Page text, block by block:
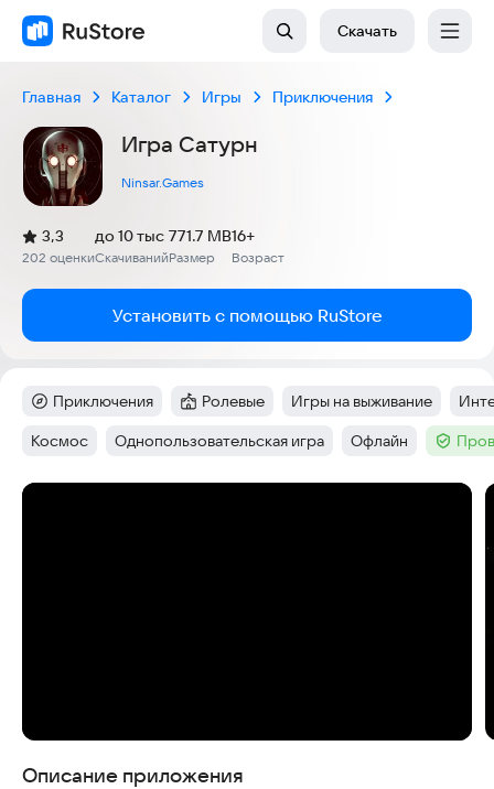
Скачать
Главная Каталог Игры Приключения
Игра Сатурн
Ninsar.Games
Рейтинг:
3,3
(
202 оценки
)
Скачиваний
до 10 тыс
Размер
771.7 MB
Возраст
16+
Установить с помощью RuStore
Категория:
Приключения Категория:
Ролевые Тег:
Игры на выживание Тег:
Тег:
Космос Тег:
Однопользовательская игра Тег:
Офлайн Тег :
Скриншоты
Описание приложения